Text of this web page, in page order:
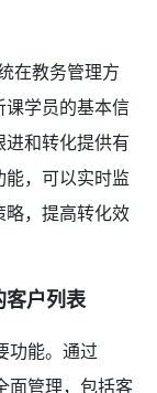
在教务管理方
学员的基本信
和转化提供有
，可以实时监
，提高转化效
客户列表
功能。通过
面管理，包括客